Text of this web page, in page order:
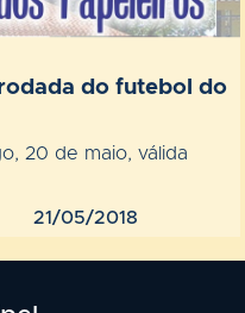
do futebol do
20 de maio, válida
21/05/2018